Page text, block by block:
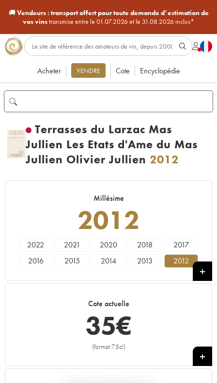
🚚Vendeurs : transport offert pour toute demande d’estimation de
vos vinstransmise entre le 01.07.2026 et le 31.08.2026 inclus*
Acheter VENDRE Cote Encyclopédie
Terrasses du Larzac Mas
Jullien Les Etats d'Ame du Mas
Jullien Olivier Jullien 2012
Millésime
2012
2022 2021 2020 2018
2017
2016
2015 2014 2013
2012
1999
Cote actuelle
35€
(format 75cl)
+